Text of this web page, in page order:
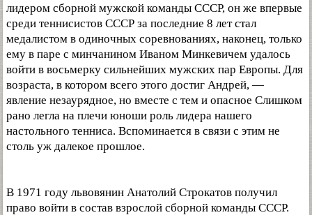
лидером сборной мужской команды СССР, он же впервые
среди теннисистов СССР за последние 8 лет стал
медалистом в одиночных соревнованиях, наконец, только
ему в паре с минчанином Иваном Минкевичем удалось
войти в восьмерку сильнейших мужских пар Европы. Для
возраста, в котором всего этого достиг Андрей, —
явление незаурядное, но вместе с тем и опасное Слишком
рано легла на плечи юноши роль лидера нашего
настольного тенниса. Вспоминается в связи с этим не
столь уж далекое прошлое.
В 1971 году львовянин Анатолий Строкатов получил
право войти в состав взрослой сборной команды СССР.